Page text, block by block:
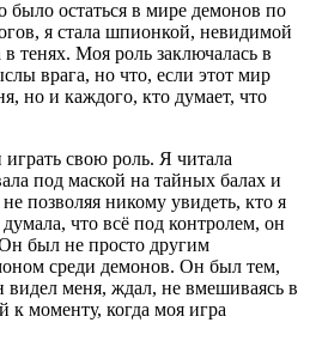
было остаться в мире демонов по
я стала шпионкой, невидимой
тенях. Моя роль заключалась в
врага, но что, если этот мир
но и каждого, кто думает, что
играть свою роль. Я читала
под маской на тайных балах и
позволяя никому увидеть, кто я
что всё под контролем, он
был не просто другим
среди демонов. Он был тем,
меня, ждал, не вмешиваясь в
к моменту, когда моя игра